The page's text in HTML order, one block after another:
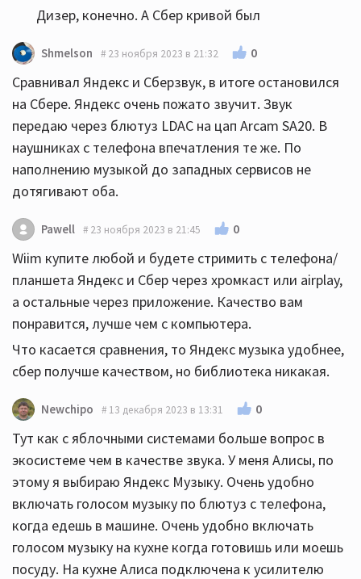
Дизер, конечно. А Сбер кривой был
Shmelson 23 ноября 2023 в 21:32 0
Сравнивал Яндекс и Сберзвук, в итоге остановился
на Сбере. Яндекс очень пожато звучит. Звук
передаю через блютуз LDAC на цап Arcam SA20. В
наушниках с телефона впечатления те же. По
наполнению музыкой до западных сервисов не
дотягивают оба.
Pawell 23 ноября 2023 в 21:45 0
Wiim купите любой и будете стримить с телефона/
планшета Яндекс и Сбер через хромкаст или airplay,
а остальные через приложение. Качество вам
понравится, лучше чем с компьютера.
Что касается сравнения, то Яндекс музыка удобнее,
сбер получше качеством, но библиотека никакая.
Newchipo 13 декабря 2023 в 13:31 0
Тут как с яблочными системами больше вопрос в
экосистеме чем в качестве звука. У меня Алисы, по
этому я выбираю Яндекс Музыку. Очень удобно
включать голосом музыку по блютуз с телефона,
когда едешь в машине. Очень удобно включать
голосом музыку на кухне когда готовишь или моешь
посуду. На кухне Алиса подключена к усилителю